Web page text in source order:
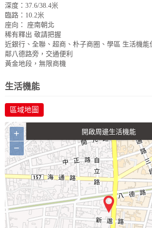
深度：37.6/38.4米
臨路：10.2米
座向： 座南朝北
稀有釋出 敬請把握
近銀行、全聯、超商、朴子商圈、學區 生活機能
鄰八德路旁，交通便利
黃金地段，無限商機
生活機能
區域地圖生活購物
+
−